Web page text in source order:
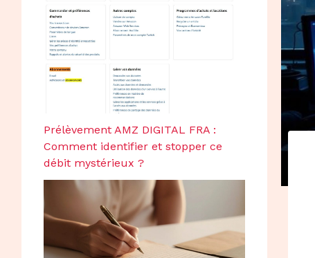
Prélèvement AMZ DIGITAL FRA :
Comment identifier et stopper ce
débit mystérieux ?